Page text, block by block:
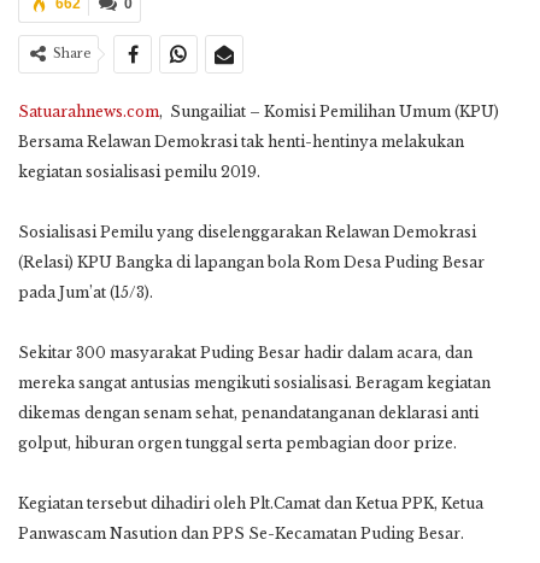
Share
Satuarahnews.com, Sungailiat – Komisi Pemilihan Umum (KPU)
Bersama Relawan Demokrasi tak henti-hentinya melakukan
kegiatan sosialisasi pemilu 2019.
Sosialisasi Pemilu yang diselenggarakan Relawan Demokrasi
(Relasi) KPU Bangka di lapangan bola Rom Desa Puding Besar
pada Jum’at (15/3).
Sekitar 300 masyarakat Puding Besar hadir dalam acara, dan
mereka sangat antusias mengikuti sosialisasi. Beragam kegiatan
dikemas dengan senam sehat, penandatanganan deklarasi anti
golput, hiburan orgen tunggal serta pembagian door prize.
Kegiatan tersebut dihadiri oleh Plt.Camat dan Ketua PPK, Ketua
Panwascam Nasution dan PPS Se-Kecamatan Puding Besar.